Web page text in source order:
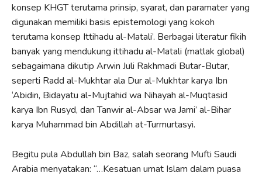
konsep KHGT terutama prinsip, syarat, dan paramater yang
digunakan memiliki basis epistemologi yang kokoh
terutama konsep Ittihadu al-Matali’. Berbagai literatur fikih
banyak yang mendukung ittihadu al-Matali (matlak global)
sebagaimana dikutip Arwin Juli Rakhmadi Butar-Butar,
seperti Radd al-Mukhtar ala Dur al-Mukhtar karya Ibn
‘Abidin, Bidayatu al-Mujtahid wa Nihayah al-Muqtasid
karya Ibn Rusyd, dan Tanwir al-Absar wa Jami’ al-Bihar
karya Muhammad bin Abdillah at-Turmurtasyi.
Begitu pula Abdullah bin Baz, salah seorang Mufti Saudi
Arabia menyatakan: “…Kesatuan umat Islam dalam puasa